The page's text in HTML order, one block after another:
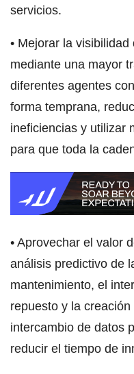
servicios.
• Mejorar la
mediante una mayor
diferentes agentes
forma temprana,
ineficiencias y utilizar
para que toda la
• Aprovechar el valor
análisis predictivo de
mantenimiento, el
repuesto y la
intercambio de datos
reducir el tiempo de